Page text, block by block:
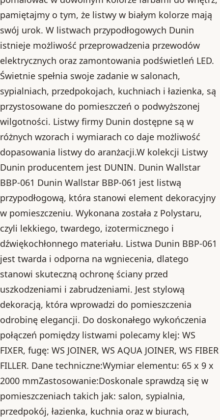
pamiętajmy o tym, że listwy w białym kolorze mają
swój urok. W listwach przypodłogowych Dunin
istnieje możliwość przeprowadzenia przewodów
elektrycznych oraz zamontowania podświetleń LED.
Świetnie spełnia swoje zadanie w salonach,
sypialniach, przedpokojach, kuchniach i łazienka, są
przystosowane do pomieszczeń o podwyższonej
wilgotności. Listwy firmy Dunin dostępne są w
różnych wzorach i wymiarach co daje możliwość
dopasowania listwy do aranżacji.W kolekcji Listwy
Dunin producentem jest DUNIN. Dunin Wallstar
BBP-061 Dunin Wallstar BBP-061 jest listwą
przypodłogową, która stanowi element dekoracyjny
w pomieszczeniu. Wykonana została z Polystaru,
czyli lekkiego, twardego, izotermicznego i
dźwiękochłonnego materiału. Listwa Dunin BBP-061
jest twarda i odporna na wgniecenia, dlatego
stanowi skuteczną ochronę ściany przed
uszkodzeniami i zabrudzeniami. Jest stylową
dekoracją, która wprowadzi do pomieszczenia
odrobinę elegancji. Do doskonałego wykończenia
połączeń pomiędzy listwami polecamy klej: WS
FIXER, fugę: WS JOINER, WS AQUA JOINER, WS FIBER
FILLER. Dane techniczne:Wymiar elementu: 65 x 9 x
2000 mmZastosowanie:Doskonale sprawdzą się w
pomieszczeniach takich jak: salon, sypialnia,
przedpokój, łazienka, kuchnia oraz w biurach,